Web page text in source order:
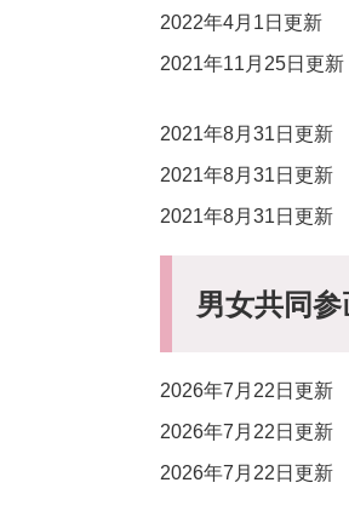
2022年4月1日更新
2021年11月25日更新
2021年8月31日更新
2021年8月31日更新
2021年8月31日更新
男女共同
2026年7月22日更新
2026年7月22日更新
2026年7月22日更新